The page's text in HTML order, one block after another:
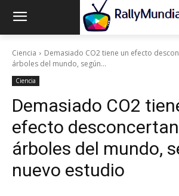
Ciencia
Demasiado CO2 tiene un efecto
árboles del mundo, según...
Ciencia
Demasiado CO2
efecto
árboles del mundo,
nuevo estudio